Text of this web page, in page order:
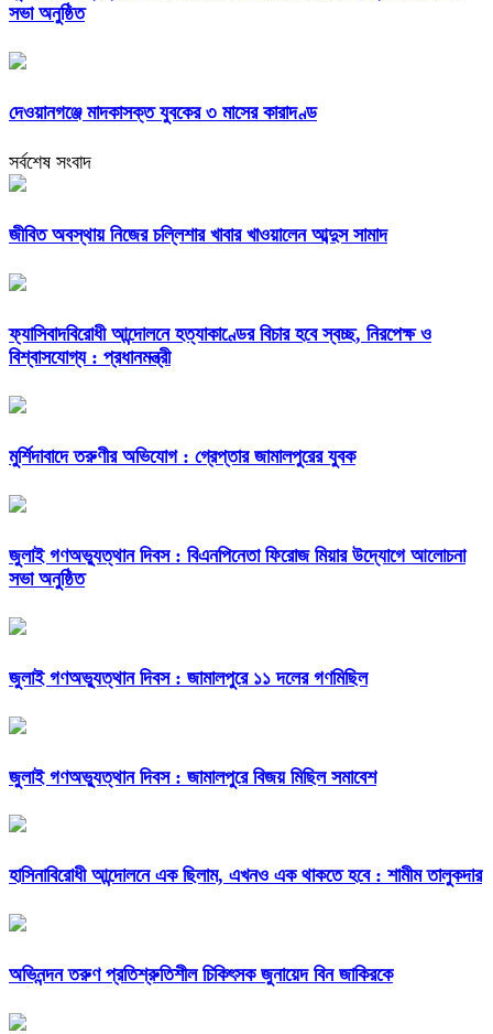
সভা অনুষ্ঠিত
দেওয়ানগঞ্জে মাদকাসক্ত যুবকের ৩ মাসের কারাদণ্ড
সর্বশেষ সংবাদ
জীবিত অবস্থায় নিজের চল্লিশার খাবার খাওয়ালেন আব্দুস সামাদ
ফ্যাসিবাদবিরোধী আন্দোলনে হত্যাকাণ্ডের বিচার হবে স্বচ্ছ, নিরপেক্ষ ও
বিশ্বাসযোগ্য : প্রধানমন্ত্রী
মুর্শিদাবাদে তরুণীর অভিযোগ : গ্রেপ্তার জামালপুরের যুবক
জুলাই গণঅভ্যুত্থান দিবস : বিএনপিনেতা ফিরোজ মিয়ার উদ্যোগে আলোচনা
সভা অনুষ্ঠিত
জুলাই গণঅভ্যুত্থান দিবস : জামালপুরে ১১ দলের গণমিছিল
জুলাই গণঅভ্যুত্থান দিবস : জামালপুরে বিজয় মিছিল সমাবেশ
হাসিনাবিরোধী আন্দোলনে এক ছিলাম, এখনও এক থাকতে হবে : শামীম তালুকদার
অভিনন্দন তরুণ প্রতিশ্রুতিশীল চিকিৎসক জুনায়েদ বিন জাকিরকে